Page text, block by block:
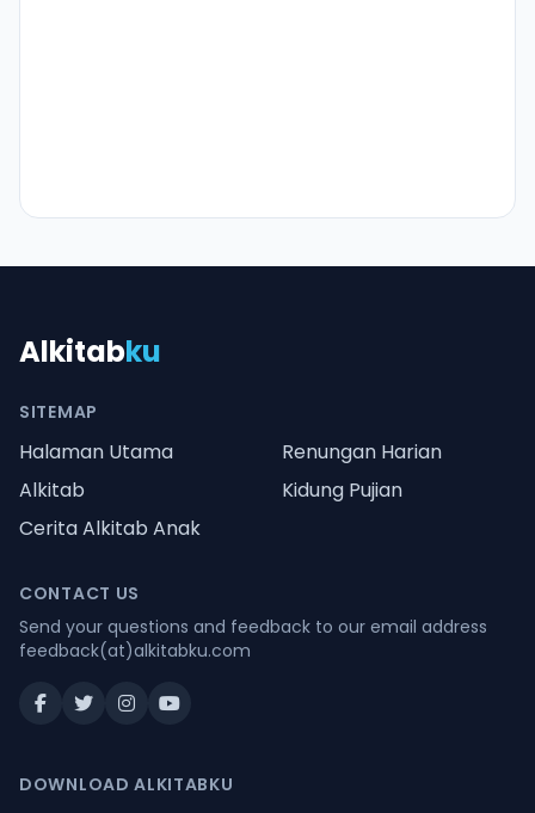
Alkitabku
SITEMAP
Halaman Utama
Renungan Harian
Alkitab
Kidung Pujian
Cerita Alkitab Anak
CONTACT US
Send your questions and feedback to our email address
feedback(at)alkitabku.com
DOWNLOAD ALKITABKU